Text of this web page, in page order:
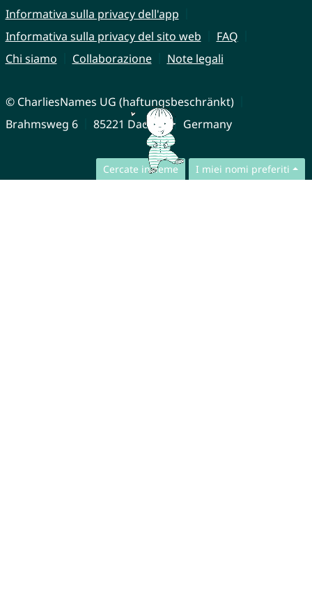
Cercate insieme I miei nomi preferiti
Informativa sulla privacy dell'app
Informativa sulla privacy del sito web
FAQ
Chi siamo
Collaborazione Note legali
© CharliesNames UG (haftungsbeschränkt)
Brahmsweg 6
85221 Dachau Germany